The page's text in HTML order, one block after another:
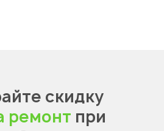
скидку
ремонт при